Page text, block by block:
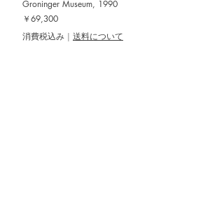
Groninger Museum, 1990
価格
￥69,300
消費税込み | 送料について